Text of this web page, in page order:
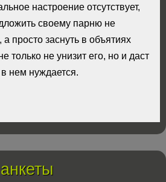
настроение отсутствует,
своему парню не
просто заснуть в объятиях
только не унизит его, но и даст
нем нуждается.